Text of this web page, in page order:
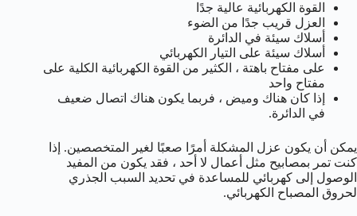
القوة الكهربائية عالية جدًا
العزل قريب جدًا من الضوء
أسلاك سيئة في الدائرة
أسلاك سيئة على التيار الكهربائي
على مفتاح باهتة ، الكثير من القوة الكهربائية الكلية على
مفتاح واحد
إذا كان هناك وميض ، فربما يكون هناك اتصال ضعيف
في الدائرة.
يمكن أن يكون عزل المشكلة أمرًا صعبًا لغير المتخصصين. إذا
كنت تمر بمصابيح مثل أعمال لا أحد ، فقد يكون من المفيد
الوصول إلى كهربائي للمساعدة في تحديد السبب الجذري
لحروق المصباح الكهربائي.